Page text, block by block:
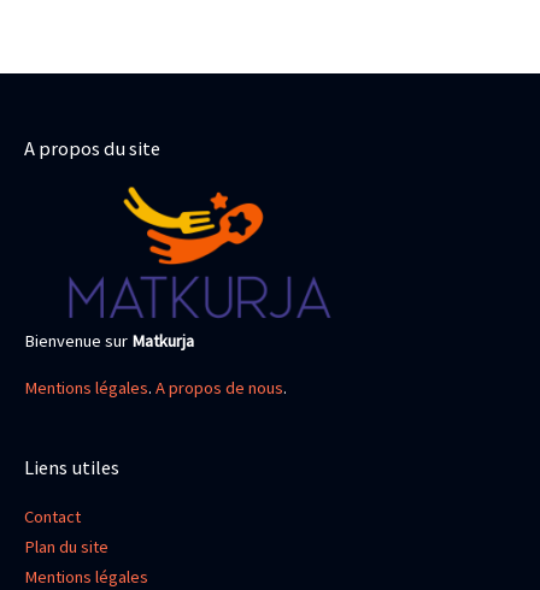
A propos du site
Bienvenue sur Matkurja
Mentions légales. A propos de nous.
Liens utiles
Contact
Plan du site
Mentions légales